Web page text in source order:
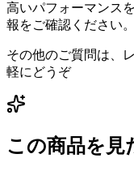
高いパフォーマンス
報をご確認ください。
その他のご質問は、
軽にどうぞ
この商品を見